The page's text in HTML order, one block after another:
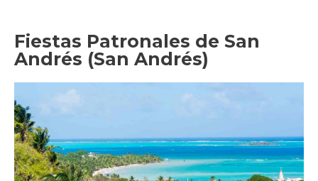
Fiestas Patronales de San
Andrés (San Andrés)